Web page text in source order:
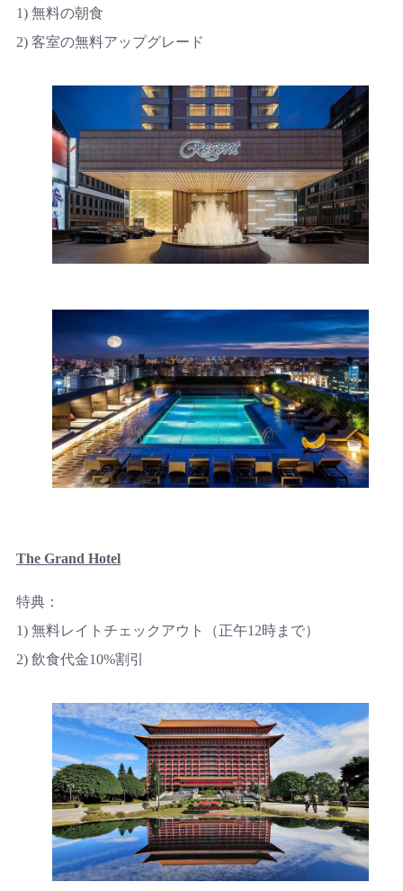
1) 無料の朝食
2) 客室の無料アップグレード
The Grand Hotel
特典：
1) 無料レイトチェックアウト（正午12時まで）
2) 飲食代金10%割引